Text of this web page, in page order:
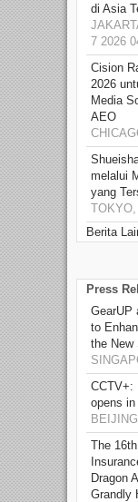
di Asia
7 2026
Cision
2026
Media
AEO
melalui
yang
Berita
Press
GearUP
to
the New
CCTV+:
opens
The
Dragon
Grandly